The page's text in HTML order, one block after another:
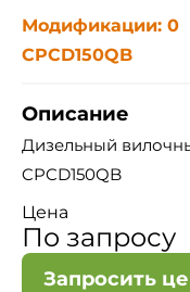
Модификации: 0
CPCD150QB
Описание
Дизельный
CPCD150QB
Цена
По запросу
Запросить